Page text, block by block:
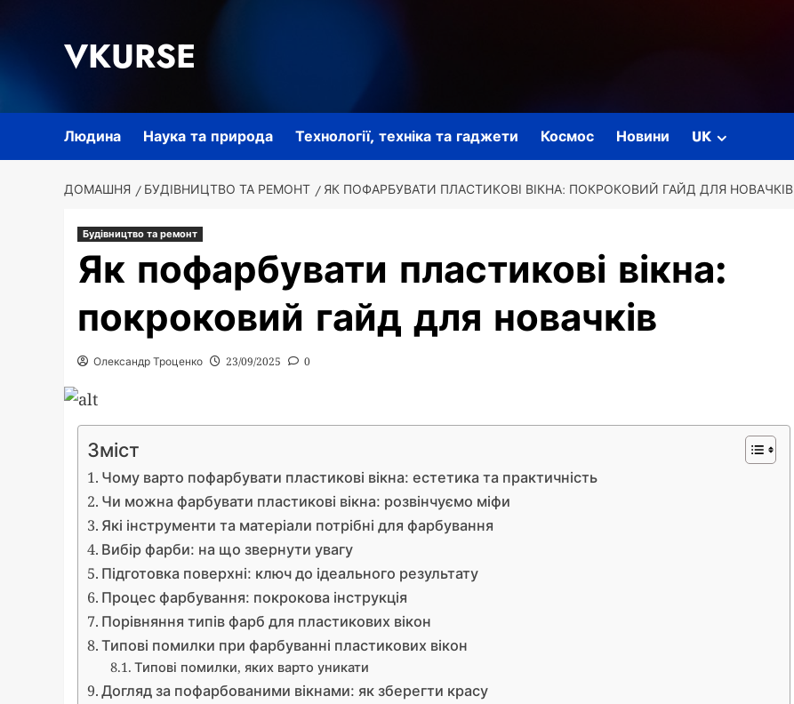
VKURSE
Людина Наука та природа Технології, техніка та гаджети Космос Новини UK
ДОМАШНЯ БУДІВНИЦТВО ТА РЕМОНТ ЯК ПОФАРБУВАТИ ПЛАСТИКОВІ ВІКНА: ПОКРОКОВИЙ ГАЙД ДЛЯ НОВАЧКІВ
Будівництво та ремонт
Як пофарбувати пластикові вікна:
покроковий гайд для новачків
Олександр Троценко 23/09/2025 0
Зміст
Чому варто пофарбувати пластикові вікна: естетика та практичність
Чи можна фарбувати пластикові вікна: розвінчуємо міфи
Які інструменти та матеріали потрібні для фарбування
Вибір фарби: на що звернути увагу
Підготовка поверхні: ключ до ідеального результату
Процес фарбування: покрокова інструкція
Порівняння типів фарб для пластикових вікон
Типові помилки при фарбуванні пластикових вікон
Типові помилки, яких варто уникати
Догляд за пофарбованими вікнами: як зберегти красу